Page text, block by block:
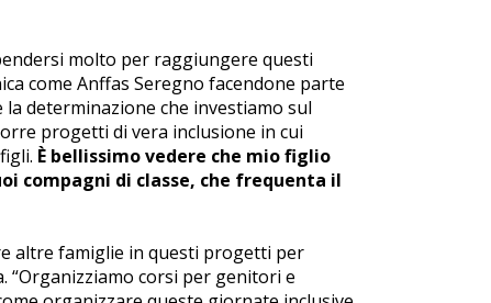
molto per raggiungere questi
come Anffas Seregno facendone parte
determinazione che investiamo sul
progetti di vera inclusione in cui
È bellissimo vedere che mio figlio
compagni di classe, che frequenta il
altre famiglie in questi progetti per
“Organizziamo corsi per genitori e